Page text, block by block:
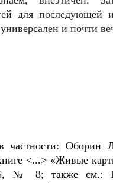
для последующей
и почти
частности: Оборин
<...> «Живые
№ 8; также см.: